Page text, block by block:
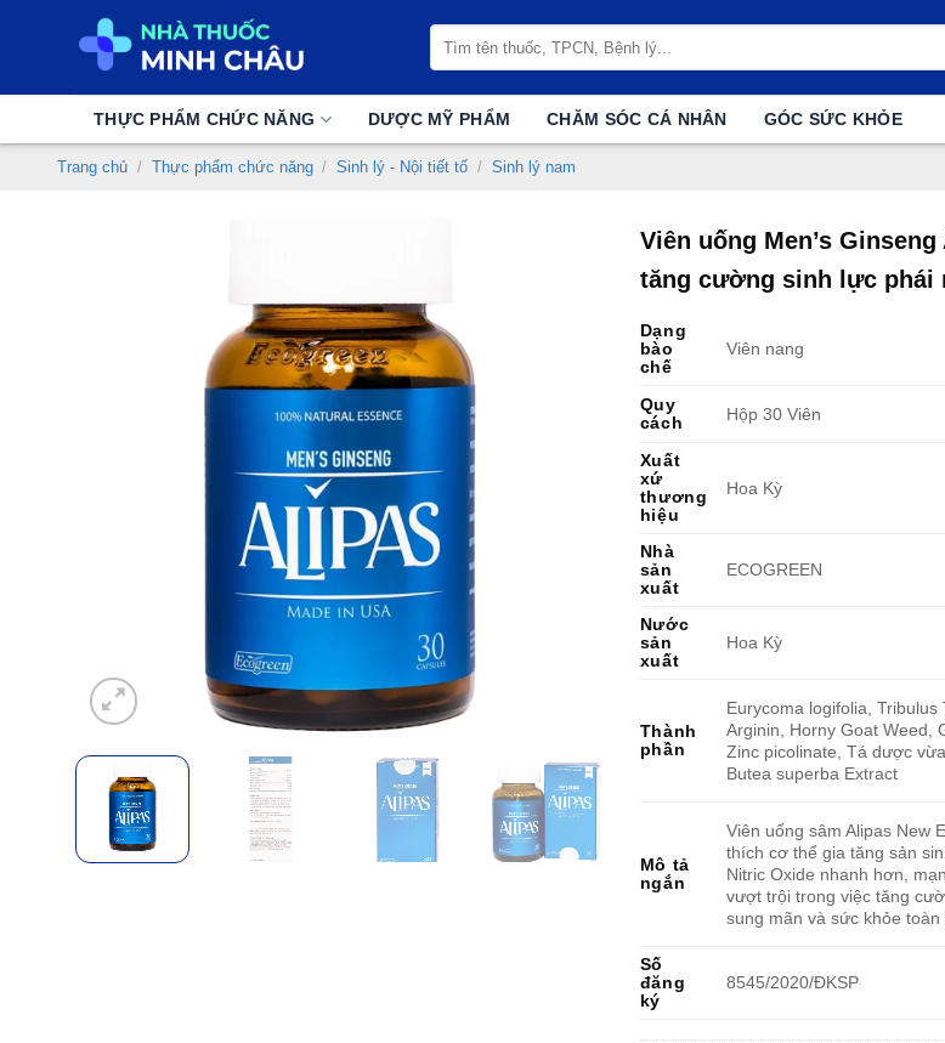
kiếm:
THỰC PHẨM CHỨC NĂNG DƯỢC MỸ PHẨM CHĂM SÓC CÁ NHÂN GÓC SỨC KHỎE
Trang chủ / Thực phẩm chức năng / Sinh lý - Nội tiết tố / Sinh lý nam
Viên uống Men’s
tăng cường sinh lực phái
Dạng
bào
chế
Viên nang
Quy
cách
Hộp 30 Viên
Xuất
xứ
thương
hiệu
Hoa Kỳ
Nhà
sản
xuất
ECOGREEN
Nước
sản
xuất
Hoa Kỳ
Thành
phần
Eurycoma logifolia,
Arginin, Horny Goat Weed,
Zinc picolinate, Tá dược
Butea superba Extract
Mô tả
ngắn
Viên uống sâm Alipas New
thích cơ thể gia tăng sản
Nitric Oxide nhanh hơn,
vượt trội trong việc tăng
sung mãn và sức khỏe toàn
Số
đăng
ký
8545/2020/ÐKSP